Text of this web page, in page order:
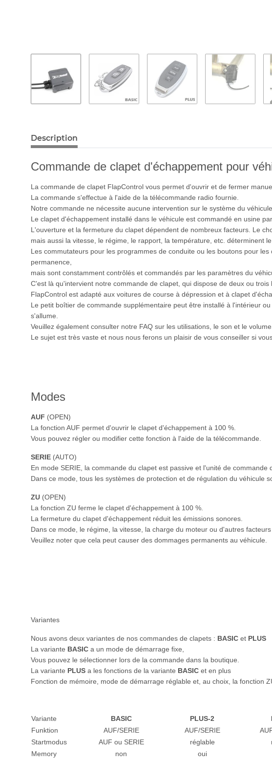
Description
Commande de clapet d'échappement pour
La commande de clapet FlapControl vous permet d'ouvrir et de fermer
La commande s'effectue à l'aide de la télécommande radio fournie.
Notre commande ne nécessite aucune intervention sur le système du
Le clapet d'échappement installé dans le véhicule est commandé en usine
L'ouverture et la fermeture du clapet dépendent de nombreux facteurs. Le
mais aussi la vitesse, le régime, le rapport, la température, etc. déterminent
Les commutateurs pour les programmes de conduite ou les boutons pour
permanence,
mais sont constamment contrôlés et commandés par les paramètres du
C'est là qu'intervient notre commande de clapet, qui dispose de deux ou
FlapControl est adapté aux voitures de course à dépression et à clapet
Le petit boîtier de commande supplémentaire peut être installé à l'intérieur
s'allume.
Veuillez également consulter notre FAQ sur les utilisations, le son et le
Le sujet est très vaste et nous nous ferons un plaisir de vous conseiller si
Modes
AUF (OPEN)
La fonction AUF permet d'ouvrir le clapet d'échappement à 100 %.
Vous pouvez régler ou modifier cette fonction à l'aide de la télécommande.
SERIE (AUTO)
En mode SERIE, la commande du clapet est passive et l'unité de
Dans ce mode, tous les systèmes de protection et de régulation du véhicule
ZU (OPEN)
La fonction ZU ferme le clapet d'échappement à 100 %.
La fermeture du clapet d'échappement réduit les émissions sonores.
Dans ce mode, le régime, la vitesse, la charge du moteur ou d'autres
Veuillez noter que cela peut causer des dommages permanents au véhicule.
Variantes
Nous avons deux variantes de nos commandes de clapets : BASIC et PLUS
La variante BASIC a un mode de démarrage fixe,
Vous pouvez le sélectionner lors de la commande dans la boutique.
La variante PLUS a les fonctions de la variante BASIC et en plus
Fonction de mémoire, mode de démarrage réglable et, au choix, la fonction
Variante BASIC PLUS-2
Funktion
AUF/SERIE AUF/SERIE
Startmodus
AUF ou SERIE réglable
Memory
non oui